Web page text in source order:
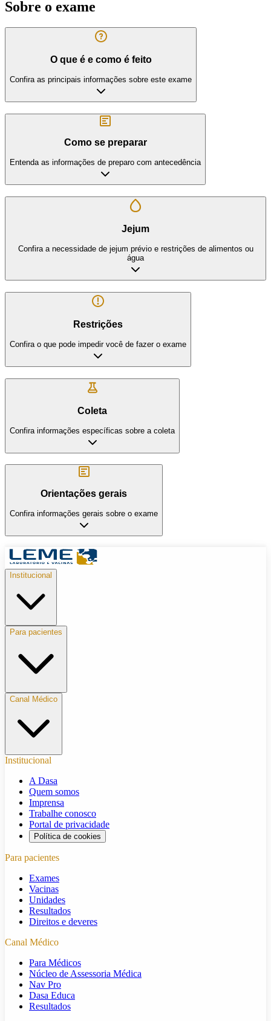
Sobre o exame
O que é e como é feito
Confira as principais informações sobre este exame
Como se preparar
Entenda as informações de preparo com antecedência
Jejum
Confira a necessidade de jejum prévio e restrições de alimentos ou
água
Restrições
Confira o que pode impedir você de fazer o exame
Coleta
Confira informações específicas sobre a coleta
Orientações gerais
Confira informações gerais sobre o exame
Institucional
Para pacientes
Canal Médico
Institucional
A Dasa
Quem somos
Imprensa
Trabalhe conosco
Portal de privacidade
Política de cookies
Para pacientes
Exames
Vacinas
Unidades
Resultados
Direitos e deveres
Canal Médico
Para Médicos
Núcleo de Assessoria Médica
Nav Pro
Dasa Educa
Resultados